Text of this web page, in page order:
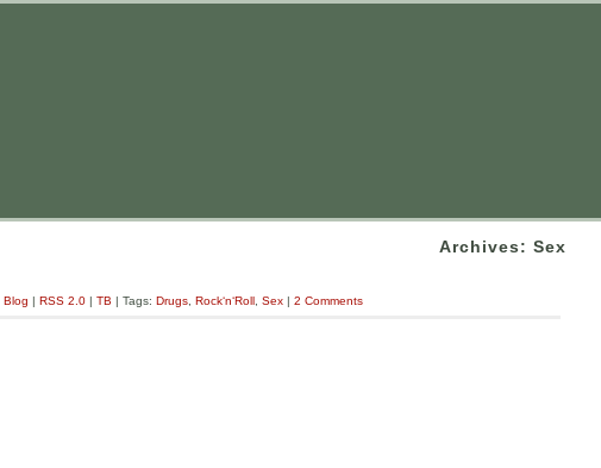
Archives: Sex
Blog | RSS 2.0 | TB | Tags: Drugs Rock‘n‘Roll Sex | 2 Comments